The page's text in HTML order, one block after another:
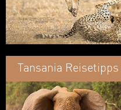
Tansania Reisetipps